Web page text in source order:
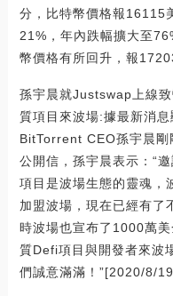
分，比特幣價格報16115
21%，年內跌幅擴大至
幣價格有所回升，報
孫宇晨就Justswap上線
質項目來波場:據最新消
BitTorrent CEO孫宇晨
公開信，孫宇晨表示：“
項目是波場生態的靈魂，
加盟波場，現在已經有了
時波場也宣布了1000萬
質Defi項目與開發者來波
們誠意滿滿！”[2020/8/